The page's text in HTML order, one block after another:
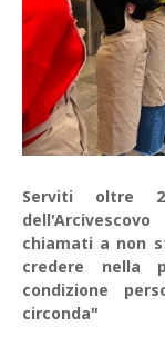
Serviti oltre
chiamati a non
credere nella
condizione
circonda"